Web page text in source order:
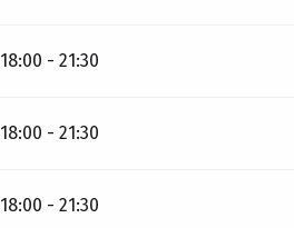
18:00 - 21:30
18:00 - 21:30
18:00 - 21:30